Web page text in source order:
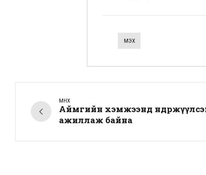
МҮЭХ
ӨМНӨХ
Аймгийн хэмжээнд
ажиллаж байна